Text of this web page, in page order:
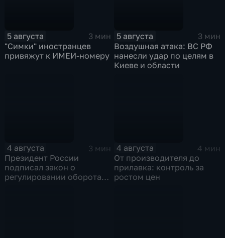
5 августа
3 мин
"Симки" иностранцев
привяжут к ИМЕИ-номеру
5 августа
3 мин
Воздушная атака: ВС РФ
нанесли удар по целям в
Киеве и области
4 августа
3 мин
Президент России
подписал закон о
регулировании оборота
4 августа
4 мин
От производителя до
прилавка: контроль за
ростом цен